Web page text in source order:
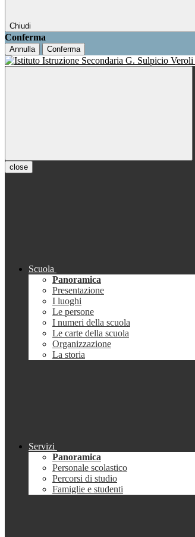
Chiudi
Conferma
Annulla Conferma
close
Scuola
Panoramica
Presentazione
I luoghi
Le persone
I numeri della scuola
Le carte della scuola
Organizzazione
La storia
Servizi
Panoramica
Personale scolastico
Percorsi di studio
Famiglie e studenti